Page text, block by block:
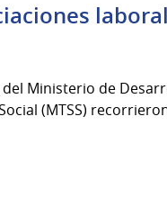
Ministerio de
(MTSS)